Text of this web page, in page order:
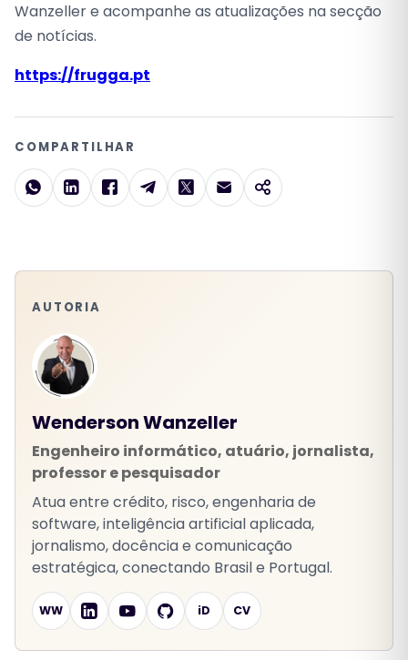
Wanzeller e acompanhe as atualizações na secção
de notícias.
https://frugga.pt
COMPARTILHAR
AUTORIA
Wenderson Wanzeller
Engenheiro informático, atuário, jornalista,
professor e pesquisador
Atua entre crédito, risco, engenharia de
software, inteligência artificial aplicada,
jornalismo, docência e comunicação
estratégica, conectando Brasil e Portugal.
WW iD CV